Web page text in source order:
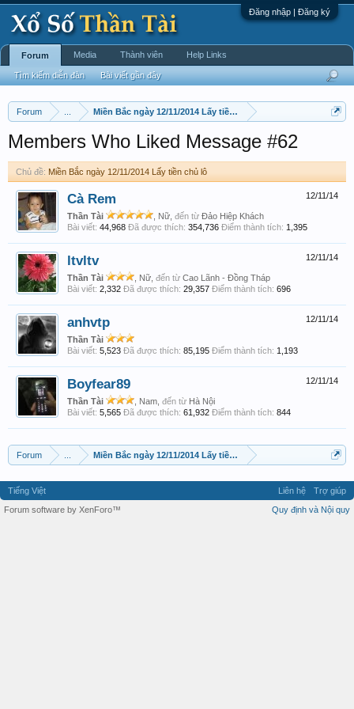
Đăng nhập | Đăng ký
Forum Miền Bắc ngày 12/11/2014 Lấy tiền chủ lô
Members Who Liked Message #62
Chủ đề: Miền Bắc ngày 12/11/2014 Lấy tiền chủ lô
12/11/14
Cà Rem
Thần Tài , Nữ, đến từ Đảo Hiệp Khách
Bài viết: 44,968 Đã được thích: 354,736 Điểm thành tích: 1,395
12/11/14
ltvltv
Thần Tài , Nữ, đến từ Cao Lãnh - Đồng Tháp
Bài viết: 2,332 Đã được thích: 29,357 Điểm thành tích: 696
12/11/14
anhvtp
Thần Tài
Bài viết: 5,523 Đã được thích: 85,195 Điểm thành tích: 1,193
12/11/14
Boyfear89
Thần Tài , Nam, đến từ Hà Nội
Bài viết: 5,565 Đã được thích: 61,932 Điểm thành tích: 844
Forum Miền Bắc ngày 12/11/2014 Lấy tiền chủ lô
Forum
Tìm kiếm diễn đàn Bài viết gần đây
Media Thành viên Help Links
Tiếng Việt Liên hệ
Trợ giúp
Quy định và Nội quy
Forum software by XenForo™